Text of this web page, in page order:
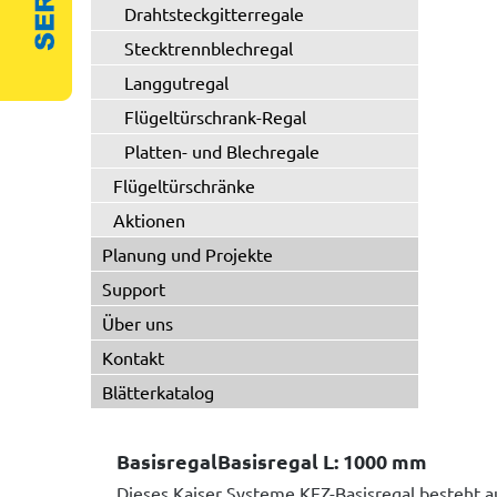
Drahtsteckgitterregale
Stecktrennblechregal
Langgutregal
Flügeltürschrank-Regal
Platten- und Blechregale
Flügeltürschränke
Aktionen
Planung und Projekte
Support
Über uns
Kontakt
Blätterkatalog
BasisregalBasisregal L: 1000 mm
Dieses Kaiser Systeme KFZ-Basisregal